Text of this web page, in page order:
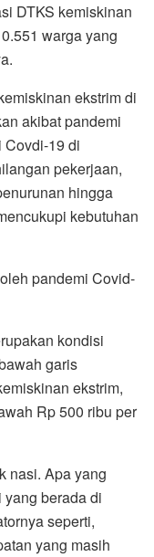
DTKS kemiskinan
warga yang
ekstrim di
akibat pandemi
Covdi-19 di
pekerjaan,
hingga
kebutuhan
pandemi Covid-
kondisi
garis
ekstrim,
Rp 500 ribu per
nasi. Apa yang
berada di
seperti,
yang masih